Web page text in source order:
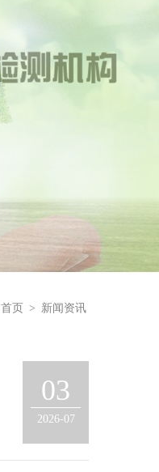
首页 > 新闻资讯
03
2026-07